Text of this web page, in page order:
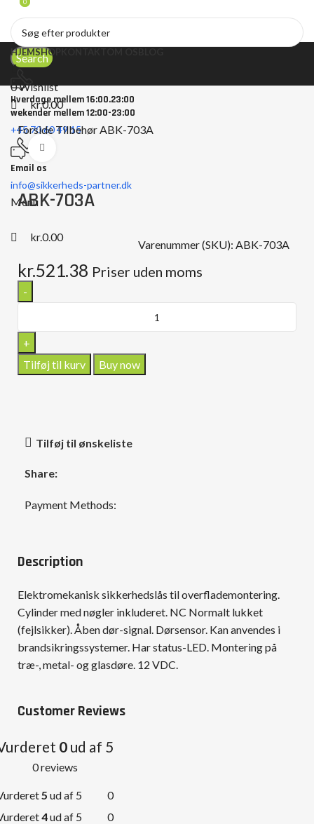
Search
Hverdage mellem 16:00.23:00
wekender mellem 12:00-23:00
+45 70 60 49 15
Email os
info@sikkerheds-partner.dk
Menu
0
kr.0.00
HJEMSHOP
0Wishlist
0
kr.0.00
ForsideTilbehørABK-703A
ABK-703A
Varenummer (SKU): ABK-703A
kr.521.38 Priser uden moms
Tilføj til kurv Buy now
Tilføj til ønskeliste
Share:
Payment Methods:
Description
Elektromekanisk sikkerhedslås til overflademontering.
Cylinder med nøgler inkluderet. NC Normalt lukket
(fejlsikker). Åben dør-signal. Dørsensor. Kan anvendes i
brandsikringssystemer. Har status-LED. Montering på
træ-, metal- og glasdøre. 12 VDC.
Customer Reviews
0 ud af 5
0 reviews
5 ud af 5
0
4ud af 5
0